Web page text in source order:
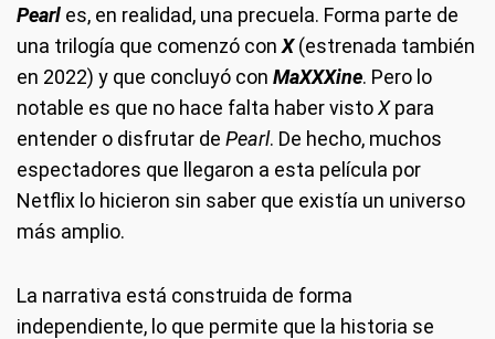
Pearl es, en realidad, una precuela. Forma parte de
una trilogía que comenzó con X(estrenada también
en 2022) y que concluyó con MaXXXine. Pero lo
notable es que no hace falta haber vistoXpara
entender o disfrutar de Pearl. De hecho, muchos
espectadores que llegaron a esta película por
Netflix lo hicieron sin saber que existía un universo
más amplio.
La narrativa está construida de forma
independiente, lo que permite que la historia se